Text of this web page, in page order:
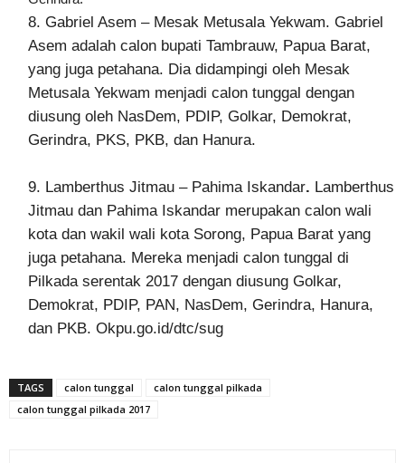
8. Gabriel Asem – Mesak Metusala Yekwam. Gabriel
Asem adalah calon bupati Tambrauw, Papua Barat,
yang juga petahana. Dia didampingi oleh Mesak
Metusala Yekwam menjadi calon tunggal dengan
diusung oleh NasDem, PDIP, Golkar, Demokrat,
Gerindra, PKS, PKB, dan Hanura.
9. Lamberthus Jitmau – Pahima Iskandar. Lamberthus
Jitmau dan Pahima Iskandar merupakan calon wali
kota dan wakil wali kota Sorong, Papua Barat yang
juga petahana. Mereka menjadi calon tunggal di
Pilkada serentak 2017 dengan diusung Golkar,
Demokrat, PDIP, PAN, NasDem, Gerindra, Hanura,
dan PKB. Okpu.go.id/dtc/sug
TAGS calon tunggal
calon tunggal pilkada
calon tunggal pilkada 2017